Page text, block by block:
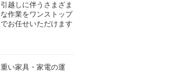
引越しに伴うさまざま
な作業をワンストップ
でお任せいただけます
重い家具・家電の運